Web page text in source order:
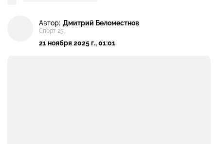
Автор: Дмитрий Беломестнов
Спорт 25
21 ноября 2025 г., 01:01